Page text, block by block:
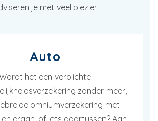
je met veel plezier.
Auto
het een verplichte
zonder meer,
omniumverzekering met
eraan, of iets daartussen? Aan